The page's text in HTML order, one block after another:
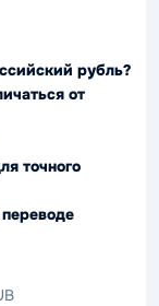
рубль?
от
точного